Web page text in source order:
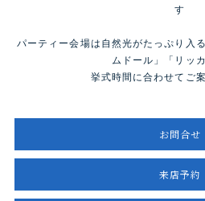
す
パーティー会場は自然光がたっぷり入
ムドール」「リッ
挙式時間に合わせてご
お問合せ
来店予約